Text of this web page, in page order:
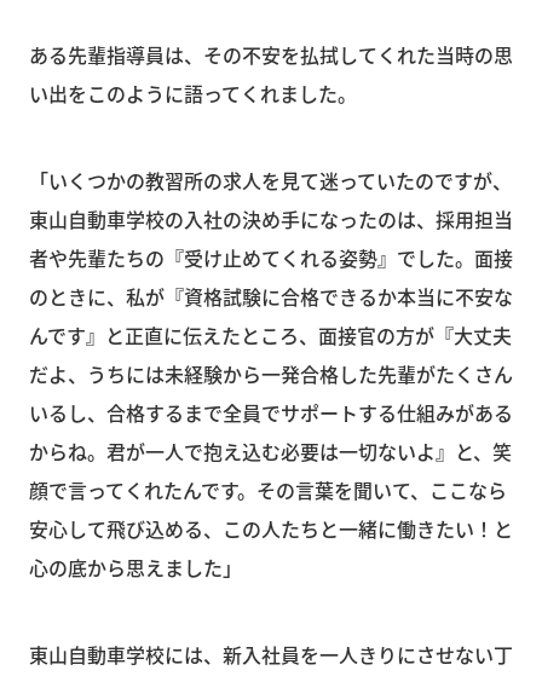
ある先輩指導員は、その不安を払拭してくれた当時の思
い出をこのように語ってくれました。
「いくつかの教習所の求人を見て迷っていたのですが、
東山自動車学校の入社の決め手になったのは、採用担当
者や先輩たちの『受け止めてくれる姿勢』でした。面接
のときに、私が『資格試験に合格できるか本当に不安な
んです』と正直に伝えたところ、面接官の方が『大丈夫
だよ、うちには未経験から一発合格した先輩がたくさん
いるし、合格するまで全員でサポートする仕組みがある
からね。君が一人で抱え込む必要は一切ないよ』と、笑
顔で言ってくれたんです。その言葉を聞いて、ここなら
安心して飛び込める、この人たちと一緒に働きたい！と
心の底から思えました」
東山自動車学校には、新入社員を一人きりにさせない丁